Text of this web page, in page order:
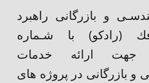
و بازرگانی راهبرد
(رادکو) با شـماره
ثبت٣٦٥٧٣ جهت ارائه خدمات
و بازرگانی در پروژه های